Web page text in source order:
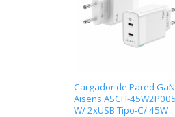
Cargador de Pared GaN
Aisens ASCH-
W/ 2xUSB Tipo-C/ 45W